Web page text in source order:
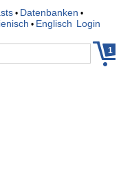
• Datenbanken •
• Englisch Login
1